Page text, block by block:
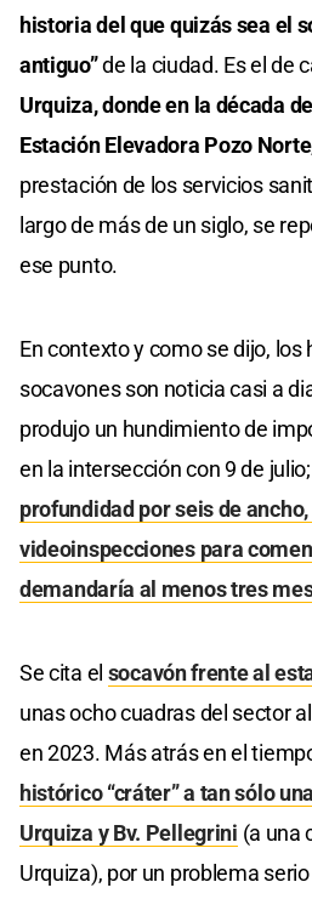
historia del que quizás sea el
antiguo”de la ciudad. Es el de
Urquiza, donde en la década
Estación Elevadora Pozo Norte
prestación de los servicios
largo de más de un siglo, se
ese punto.
En contexto y como se dijo,
socavones son noticia casi a
produjo un hundimiento de
en la intersección con 9 de
profundidad por seis de
videoinspecciones para
demandaría al menos tres
Se cita el socavón frente al
unas ocho cuadras del sector
en 2023. Más atrás en el
histórico “cráter” a tan sólo
Urquiza y Bv. Pellegrini (a una
Urquiza), por un problema